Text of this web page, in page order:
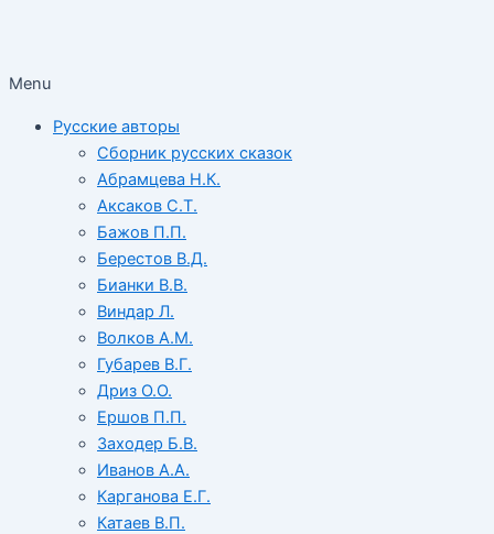
Menu
Русские авторы
Сборник русских сказок
Абрамцева Н.К.
Аксаков С.Т.
Бажов П.П.
Берестов В.Д.
Бианки В.В.
Виндар Л.
Волков А.М.
Губарев В.Г.
Дриз О.О.
Ершов П.П.
Заходер Б.В.
Иванов А.А.
Карганова Е.Г.
Катаев В.П.